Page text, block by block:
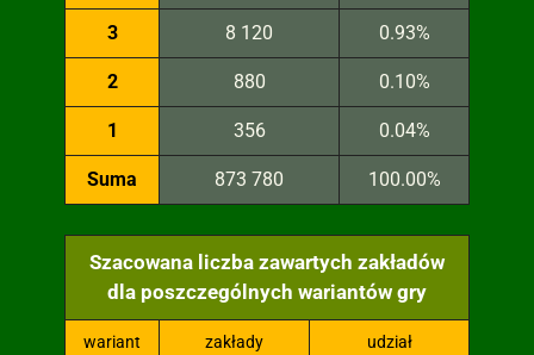
3 8 120 0.93%
2 880 0.10%
1 356 0.04%
Suma 873 780 100.00%
Szacowana liczba zawartych zakładów
dla poszczególnych wariantów gry
wariant zakłady udział